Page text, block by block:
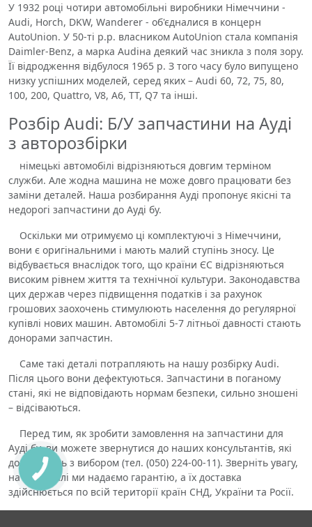
У 1932 році чотири автомобільні виробники Німеччини -
Audi, Horch, DKW, Wanderer - об'єдналися в концерн
AutoUnion. У 50-ті р.р. власником AutoUnion стала компанія
Daimler-Benz, а марка Audiна деякий час зникла з поля зору.
Її відродження відбулося 1965 р. З того часу було випущено
низку успішних моделей, серед яких – Audi 60, 72, 75, 80,
100, 200, Quattro, V8, A6, TT, Q7 та інші.
Розбір Audi: Б/У запчастини на Ауді
з авторозбірки
німецькі автомобілі відрізняються довгим терміном
служби. Але жодна машина не може довго працювати без
заміни деталей. Наша розбирання Ауді пропонує якісні та
недорогі запчастини до Ауді бу.
Оскільки ми отримуємо ці комплектуючі з Німеччини,
вони є оригінальними і мають малий ступінь зносу. Це
відбувається внаслідок того, що країни ЄС відрізняються
високим рівнем життя та технічної культури. Законодавства
цих держав через підвищення податків і за рахунок
грошових заохочень стимулюють населення до регулярної
купівлі нових машин. Автомобілі 5-7 літньої давності стають
донорами запчастин.
Саме такі деталі потрапляють на нашу розбірку Audi.
Після цього вони дефектуються. Запчастини в поганому
стані, які не відповідають нормам безпеки, сильно зношені
– відсіваються.
Перед тим, як зробити замовлення на запчастини для
Ауді бу, ви можете звернутися до наших консультантів, які
допоможуть з вибором (тел. (050) 224-00-11). Зверніть увагу,
на всі деталі ми надаємо гарантію, а їх доставка
здійснюється по всій території країн СНД, України та Росії.